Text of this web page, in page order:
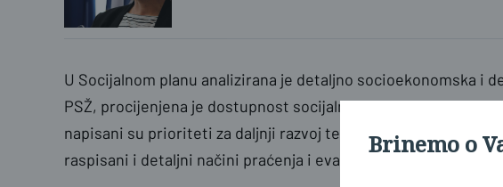
U Socijalnom planu analizirana je detaljno socioekonomska i
PSŽ, procijenjena je dostupnost socijalnih usluga za različite
napisani su prioriteti za daljnji razvoj te mjere, ciljevi i
raspisani i detaljni načini praćenja i evaluacije provedbe plana.
Brinemo o